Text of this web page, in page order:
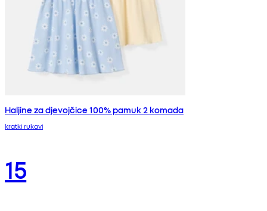
Haljine za djevojčice 100% pamuk 2 komada
kratki rukavi
15